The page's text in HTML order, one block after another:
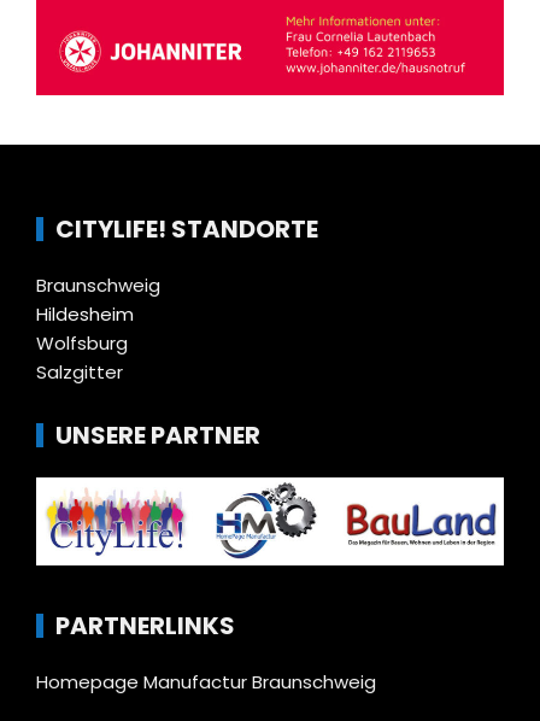
CITYLIFE! STANDORTE
Braunschweig
Hildesheim
Wolfsburg
Salzgitter
UNSERE PARTNER
PARTNERLINKS
Homepage Manufactur Braunschweig